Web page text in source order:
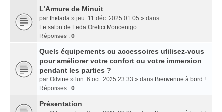
L’Armure de Minuit
par thefada » jeu. 11 déc. 2025 01:05 » dans
Le salon de Leda Orefici Moncenigo
Réponses : 0
Quels équipements ou accessoires utilisez-vous
pour améliorer votre confort ou votre immersion
pendant les parties ?
par Odvine » lun. 6 oct. 2025 23:33 » dans Bienvenue à bord !
Réponses : 0
Présentation